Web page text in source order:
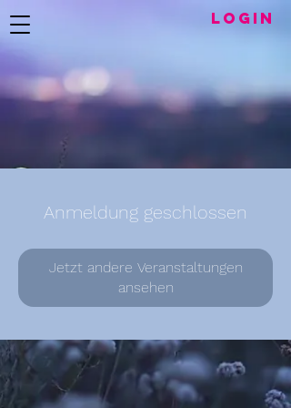
LogIN
Anmeldung geschlossen
Jetzt andere Veranstaltungen
ansehen